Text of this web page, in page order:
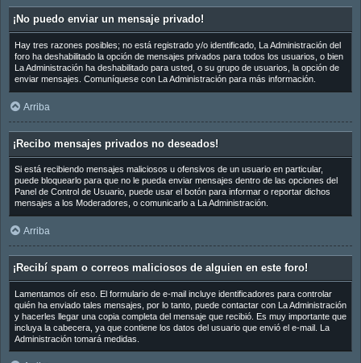
¡No puedo enviar un mensaje privado!
Hay tres razones posibles; no está registrado y/o identificado, La Administración del
foro ha deshabilitado la opción de mensajes privados para todos los usuarios, o bien
La Administración ha deshabilitado para usted, o su grupo de usuarios, la opción de
enviar mensajes. Comuníquese con La Administración para más información.
Arriba
¡Recibo mensajes privados no deseados!
Si está recibiendo mensajes maliciosos u ofensivos de un usuario en particular,
puede bloquearlo para que no le pueda enviar mensajes dentro de las opciones del
Panel de Control de Usuario, puede usar el botón para informar o reportar dichos
mensajes a los Moderadores, o comunicarlo a La Administración.
Arriba
¡Recibí spam o correos maliciosos de alguien en este foro!
Lamentamos oír eso. El formulario de e-mail incluye identificadores para controlar
quién ha enviado tales mensajes, por lo tanto, puede contactar con La Administración
y hacerles llegar una copia completa del mensaje que recibió. Es muy importante que
incluya la cabecera, ya que contiene los datos del usuario que envió el e-mail. La
Administración tomará medidas.